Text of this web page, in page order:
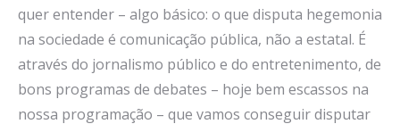
quer entender – algo básico: o que disputa hegemonia
na sociedade é comunicação pública, não a estatal. É
através do jornalismo público e do entretenimento, de
bons programas de debates – hoje bem escassos na
nossa programação – que vamos conseguir disputar